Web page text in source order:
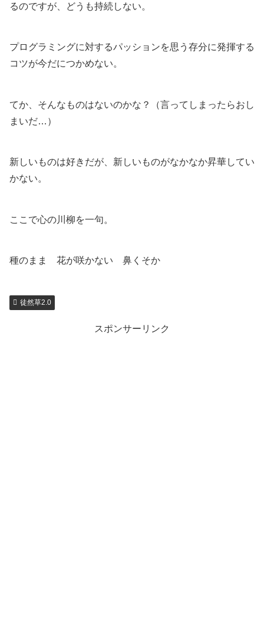
るのですが、どうも持続しない。
プログラミングに対するパッションを思う存分に発揮する
コツが今だにつかめない。
てか、そんなものはないのかな？（言ってしまったらおし
まいだ…）
新しいものは好きだが、新しいものがなかなか昇華してい
かない。
ここで心の川柳を一句。
種のまま 花が咲かない 鼻くそか
徒然草2.0
スポンサーリンク